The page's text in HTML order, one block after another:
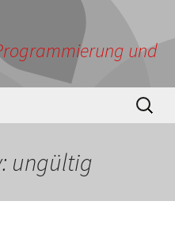
und
Suchen
nach:
ungültig